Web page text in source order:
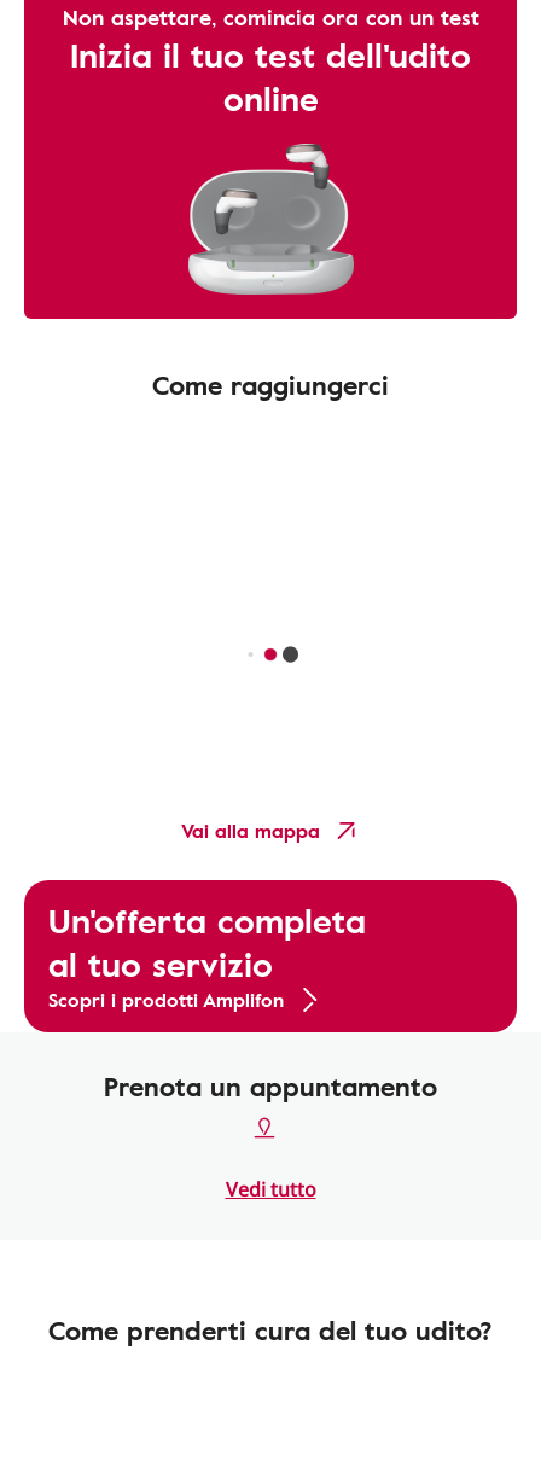
Non aspettare, comincia ora con un test
Inizia il tuo test dell'udito
online
Come raggiungerci
Vai alla mappa
Un'offerta completa
al tuo servizio
Scopri i prodotti Amplifon
Prenota un appuntamento
Vedi tutto
Come prenderti cura del tuo udito?